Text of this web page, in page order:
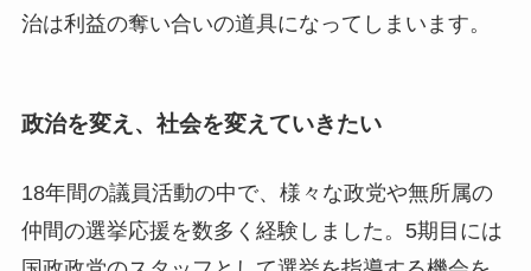
治は利益の奪い合いの道具になってしまいます。
政治を変え、社会を変えていきたい
18年間の議員活動の中で、様々な政党や無所属の
仲間の選挙応援を数多く経験しました。5期目には